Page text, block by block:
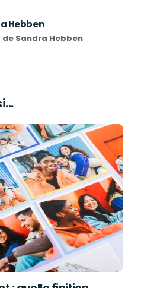
Hebben
Sandra Hebben